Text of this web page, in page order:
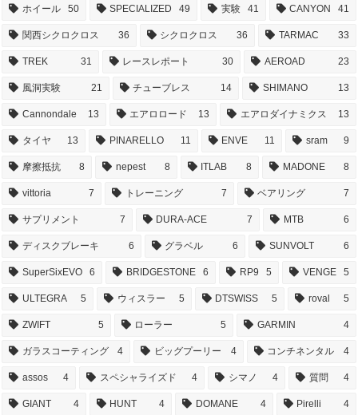
ホイール 50 SPECIALIZED 49 実験 41 CANYON 41
関西シクロクロス 36 シクロクロス 36 TARMAC 33
TREK 31 レースレポート 30 AEROAD 23
風洞実験 21 チューブレス 14 SHIMANO 13
Cannondale 13 エアロロード 13 エアロダイナミクス 13
タイヤ 13 PINARELLO 11 ENVE 11 sram 9
摩擦抵抗 8 nepest 8 ITLAB 8 MADONE 8
vittoria 7 トレーニング 7 ベアリング 7
サプリメント 7 DURA-ACE 7 MTB 6
ディスクブレーキ 6 グラベル 6 SUNVOLT 6
SuperSixEVO 6 BRIDGESTONE 6 RP9 5 VENGE 5
ULTEGRA 5 ウィスラー 5 DTSWISS 5 roval 5
ZWIFT 5 ローラー 5 GARMIN 4
ガラスコーティング 4 ビッグプーリー 4 コンチネンタル 4
assos 4 スペシャライズド 4 シマノ 4 質問 4
GIANT 4 HUNT 4 DOMANE 4 Pirelli 4